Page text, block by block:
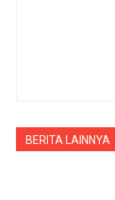
BERITA LAINNYA